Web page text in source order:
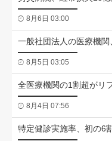
8月6日 03:00
一般社団法人の医療機
8月5日 03:05
全医療機関の1割超がリ
8月4日 07:56
特定健診実施率、初の